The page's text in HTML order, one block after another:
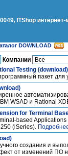
ITShop
DOWNLOAD
Компании
Testing (download)
пакет
WSAD и Rational
for Terminal
based
(iSeries).
создания и
от изменений ПО